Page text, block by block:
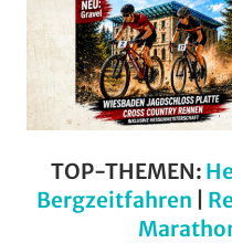
TOP-THEMEN:
Bergzeitfahren